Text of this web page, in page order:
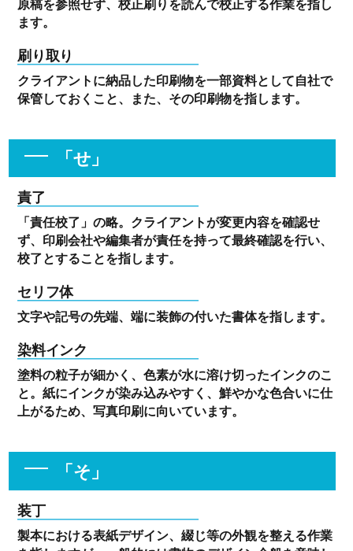
原稿を参照せず、校正刷りを読んで校正する作業を指し
ます。
刷り取り
クライアントに納品した印刷物を一部資料として自社で
保管しておくこと、また、その印刷物を指します。
「せ」
責了
「責任校了」の略。クライアントが変更内容を確認せ
ず、印刷会社や編集者が責任を持って最終確認を行い、
校了とすることを指します。
セリフ体
文字や記号の先端、端に装飾の付いた書体を指します。
染料インク
塗料の粒子が細かく、色素が水に溶け切ったインクのこ
と。紙にインクが染み込みやすく、鮮やかな色合いに仕
上がるため、写真印刷に向いています。
「そ」
装丁
製本における表紙デザイン、綴じ等の外観を整える作業